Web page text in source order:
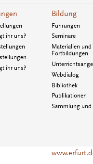
ihr uns?
ihr uns?
Bildung
Führungen
Seminare
Materialien und
Fortbildungen
Webdialog
Bibliothek
Publikationen
Sammlung und